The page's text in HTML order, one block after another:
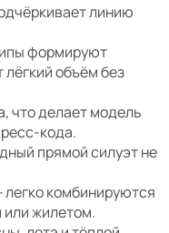
линию
формируют
объём без
что делает модель
кода.
прямой силуэт не
комбинируются
или жилетом.